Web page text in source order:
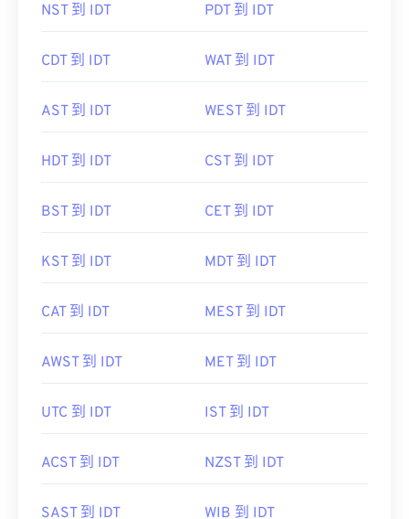
NST 到 IDT PDT 到 IDT
CDT 到 IDT WAT 到 IDT
AST 到 IDT WEST 到 IDT
HDT 到 IDT CST 到 IDT
BST 到 IDT CET 到 IDT
KST 到 IDT MDT 到 IDT
CAT 到 IDT MEST 到 IDT
AWST 到 IDT MET 到 IDT
UTC 到 IDT IST 到 IDT
ACST 到 IDT NZST 到 IDT
SAST 到 IDT WIB 到 IDT